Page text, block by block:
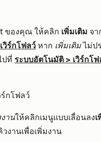
ของคุณ ให้คลิก เพิ่มเติม จ
เวิร์กโฟลว์ หาก เพิ่มเติมไม่ป
ที่ ระบบอัตโนมัติ > เวิร์กโ
กโฟลว์
านให้คลิกเมนูแบบเลื่อนลง
งานเพื่อเพิ่มงาน